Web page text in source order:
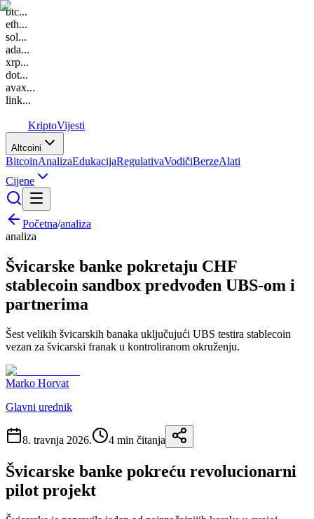
btc...
eth...
sol...
ada...
xrp...
dot...
avax...
link...
KriptoVijesti
Altcoini
BitcoinAnalizaEdukacijaRegulativaVodičiBerzeAlati
Cijene
Početna/analiza
analiza
Švicarske banke pokretaju CHF
stablecoin sandbox predvođen UBS-om i
partnerima
Šest velikih švicarskih banaka uključujući UBS testira stablecoin
vezan za švicarski franak u kontroliranom okruženju.
Marko Horvat
Glavni urednik
8. travnja 2026. 4 min čitanja
Švicarske banke pokreću revolucionarni
pilot projekt